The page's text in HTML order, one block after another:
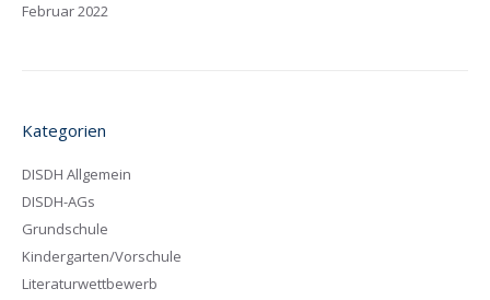
Februar 2022
Kategorien
DISDH Allgemein
DISDH-AGs
Grundschule
Kindergarten/Vorschule
Literaturwettbewerb